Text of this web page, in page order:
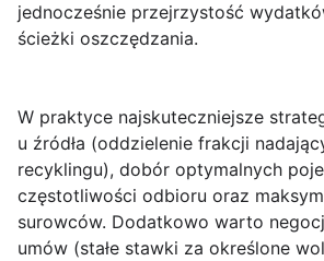
jednocześnie przejrzystość
ścieżki oszczędzania.
W praktyce najskuteczniejsze
u źródła (oddzielenie frakcji
recyklingu), dobór optymalnych
częstotliwości odbioru oraz
surowców. Dodatkowo warto
umów (stałe stawki za określone